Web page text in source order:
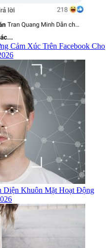
Cảm Xúc Trên Facebook Cho
Khuôn Mặt Hoạt Động